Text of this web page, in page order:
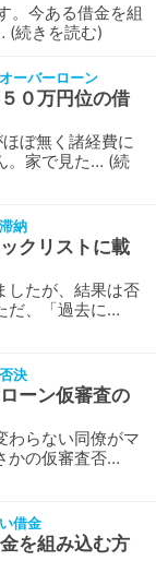
。今ある借金を組
続きを読む
ーバーローン
０万円位の借
ぼ無く諸経費に
。家で見た… 続
納
クリストに載
したが、結果は否
だ、「過去に…
決
ーン仮審査の
わらない同僚がマ
かの仮審査否…
借金
を組み込む方